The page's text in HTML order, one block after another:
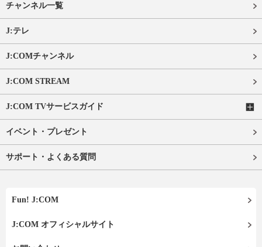
チャンネル一覧
J:テレ
J:COMチャンネル
J:COM STREAM
J:COM TVサービスガイド
イベント・プレゼント
サポート・よくある質問
Fun! J:COM
J:COM オフィシャルサイト